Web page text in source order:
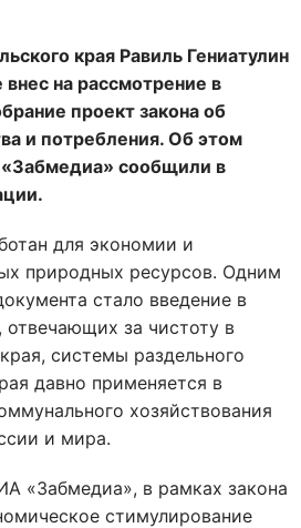
края Равиль Гениатулин
на рассмотрение в
проект закона об
и потребления. Об этом
сообщили в
для экономии и
природных ресурсов. Одним
стало введение в
отвечающих за чистоту в
системы раздельного
давно применяется в
хозяйствования
и мира.
«Забмедиа», в рамках закона
стимулирование